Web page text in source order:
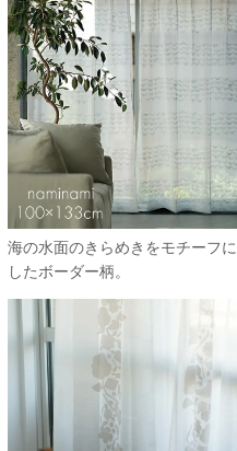
海の水面のきらめきをモチーフに
したボーダー柄。